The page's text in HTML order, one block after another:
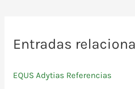
Entradas
EQUS Adytias Referencias